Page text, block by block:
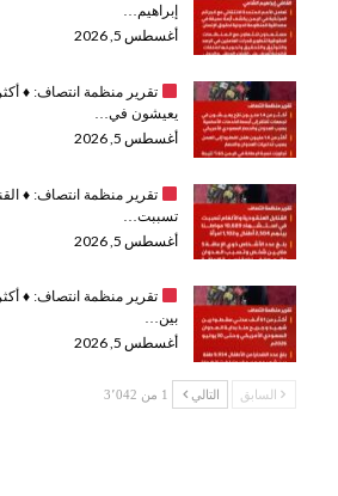
إبراهيم…
أغسطس 5, 2026
تقرير منظمة انتصاف: ♦️
يعيشون في…
أغسطس 5, 2026
تقرير منظمة انتصاف: ♦️
تسببت…
أغسطس 5, 2026
تقرير منظمة انتصاف: ♦️
بين…
أغسطس 5, 2026
السابق التالي 1 من 3٬042